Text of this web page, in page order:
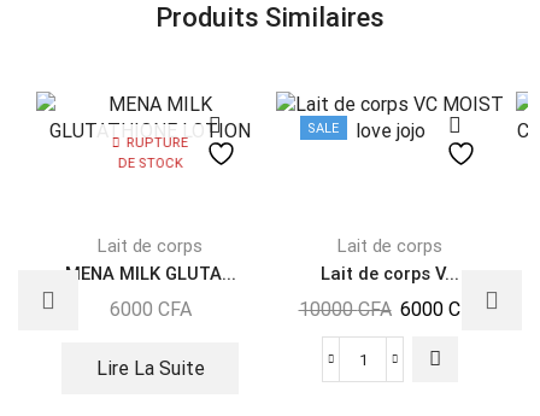
Produits Similaires
RUPTURE
DE STOCK
Lait de corps
MENA MILK GLUTA...
6000 CFA
Lire La Suite
SALE
Lait de corps
Lait de corps V...
10000CFA 6000 CFA